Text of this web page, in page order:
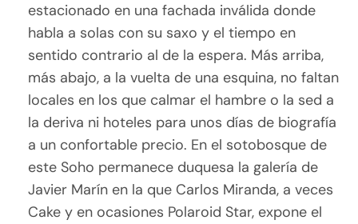
estacionado en una fachada inválida donde
habla a solas con su saxo y el tiempo en
sentido contrario al de la espera. Más arriba,
más abajo, a la vuelta de una esquina, no faltan
locales en los que calmar el hambre o la sed a
la deriva ni hoteles para unos días de biografía
a un confortable precio. En el sotobosque de
este Soho permanece duquesa la galería de
Javier Marín en la que Carlos Miranda, a veces
Cake y en ocasiones Polaroid Star, expone el